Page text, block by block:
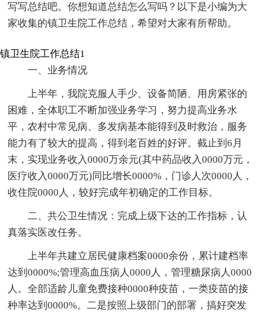
写写总结吧。你想知道总结怎么写吗？以下是小编为大
家收集的镇卫生院工作总结，希望对大家有所帮助。
镇卫生院工作总结1
一、业务情况
上半年，我院克服人手少、设备简陋、用房紧张的
困难，全体职工不断加强业务学习，努力提高业务水
平，农村中常见病、多发病基本能得到及时救治，服务
能力有了较大的提高，得到老百姓的好评。截止到6月
末，实现业务收入0000万余元(其中药品收入0000万元，
医疗收入0000万元)同比增长0000%，门诊人次0000人，
收住院0000人，较好完成年初确定的工作目标。
二、共公卫生情况：完成上级下达的工作指标，认
真落实医改任务。
上半年共建立居民健康档案0000余份，累计建档率
达到0000%;管理高血压病人0000人，管理糖尿病人0000
人。全部适龄儿童免费接种0000种疫苗，一类疫苗的接
种率达到0000%。二是按照上级部门的部署，搞好突发